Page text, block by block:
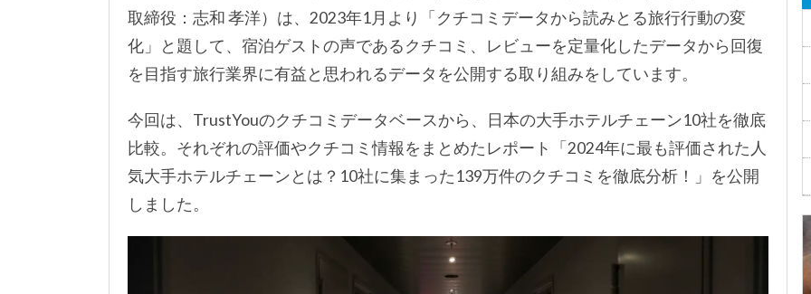
取締役：志和 孝洋）は、2023年1月より「クチコミデータから読みとる旅行行動の変
化」と題して、宿泊ゲストの声であるクチコミ、レビューを定量化したデータから回復
を目指す旅行業界に有益と思われるデータを公開する取り組みをしています。
今回は、TrustYouのクチコミデータベースから、日本の大手ホテルチェーン10社を徹底
比較。それぞれの評価やクチコミ情報をまとめたレポート「2024年に最も評価された人
気大手ホテルチェーンとは？10社に集まった139万件のクチコミを徹底分析！」を公開
しました。